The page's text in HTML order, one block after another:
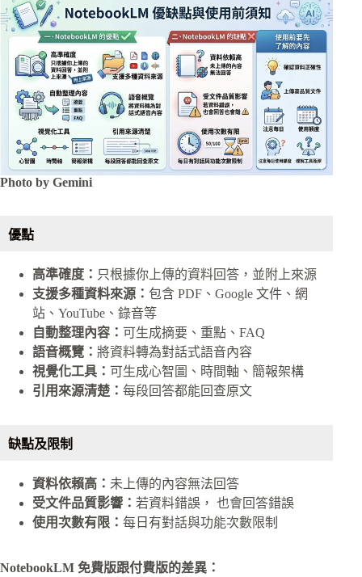
Photo by Gemini
優點
高準確度： 只根據你上傳的資料回答，並附上來源
支援多種資料來源： 包含 PDF、Google 文件、網
站、YouTube、錄音等
自動整理內容： 可生成摘要、重點、FAQ
語音概覽： 將資料轉為對話式語音內容
視覺化工具： 可生成心智圖、時間軸、簡報架構
引用來源清楚： 每段回答都能回查原文
缺點及限制
資料依賴高： 未上傳的內容無法回答
受文件品質影響： 若資料錯誤， 也會回答錯誤
使用次數有限： 每日有對話與功能次數限制
NotebookLM 免費版跟付費版的差異：